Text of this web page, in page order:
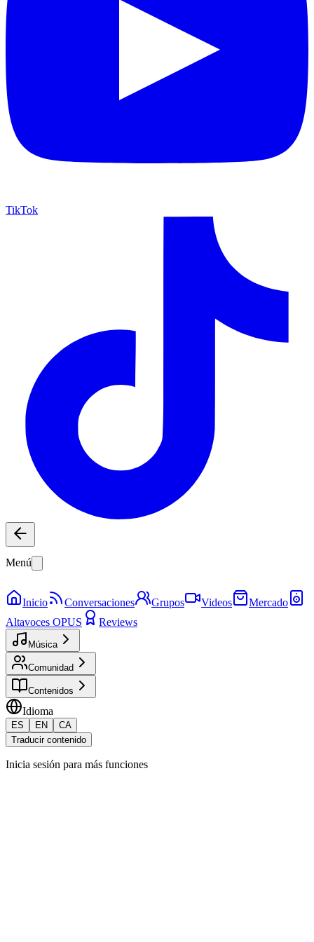
TikTok
Menú
Inicio Conversaciones Grupos Videos
Mercado
Altavoces OPUS
Reviews
Música
Comunidad
Contenidos
Idioma
ES EN
CA
Traducir contenido
Inicia sesión para más funciones